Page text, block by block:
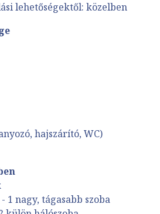
lehetőségektől: közelben
hajszárító, WC)
1 nagy, tágasabb szoba